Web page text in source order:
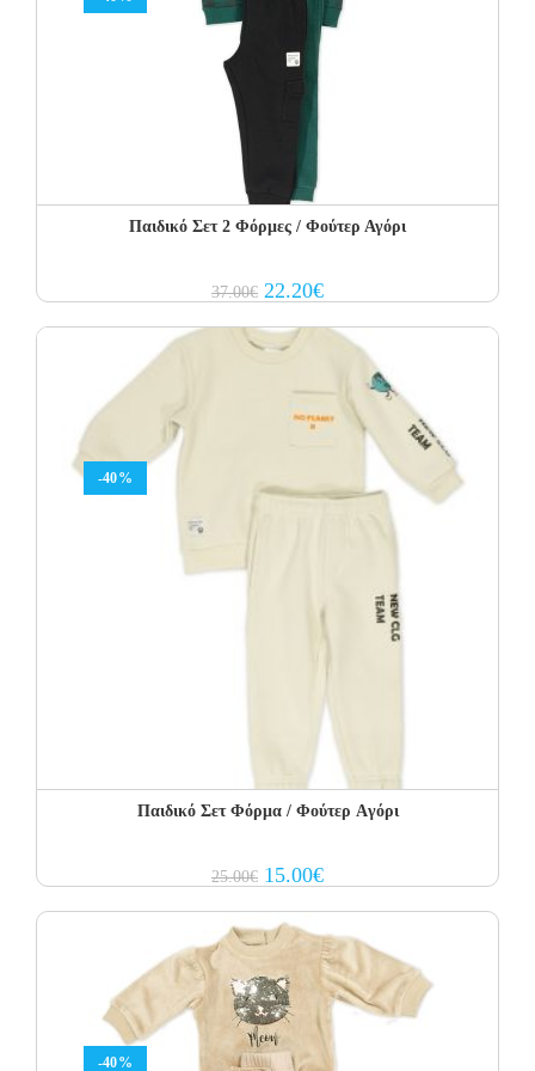
Παιδικό Σετ 2 Φόρμες / Φούτερ Αγόρι
37.00€ Original
price
37.00€.
22.20€Current
price
22.20€.
-40%
Παιδικό Σετ Φόρμα / Φούτερ Aγόρι
25.00€ Original
price
25.00€.
15.00€Current
price
-40%